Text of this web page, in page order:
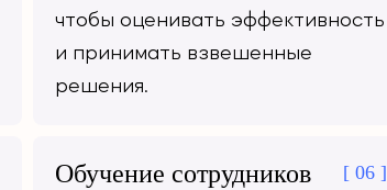
чтобы оценивать эффективность
и принимать взвешенные
решения.
Обучение сотрудников
[ 06 ]